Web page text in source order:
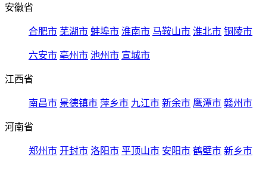
安徽省
合肥市 芜湖市 蚌埠市 淮南市 马鞍山市 淮北市 铜陵市
六安市 亳州市 池州市 宣城市
江西省
南昌市 景德镇市 萍乡市 九江市 新余市 鹰潭市 赣州市
河南省
郑州市 开封市 洛阳市 平顶山市 安阳市 鹤壁市 新乡市